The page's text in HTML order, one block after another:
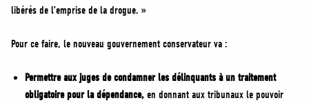
libérés de l’emprise de la drogue. »
Pour ce faire, le nouveau gouvernement conservateur va :
Permettre aux juges de condamner les délinquants à un traitement
obligatoire pour la dépendance, en donnant aux tribunaux le pouvoir